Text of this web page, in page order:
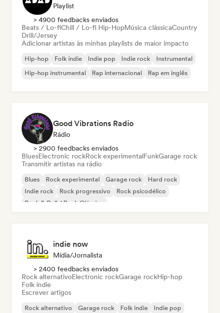
Playlist
> 4900 feedbacks enviados
Beats / Lo-fiChill / Lo-fi Hip-HopMúsica clássicaCountry
Drill/Jersey
Adicionar artistas às minhas playlists de maior impacto
Hip-hop Folk indie Indie pop Indie rock
Instrumental
Hip-hop instrumental
Rap internacional Rap em inglês
Good Vibrations Radio
Rádio
> 2900 feedbacks enviados
BluesElectronic rockRock experimentalFunkGarage rock
Transmitir artistas na rádio
Blues Rock experimental Garage rock
Hard rock
Indie rock
Rock progressivo
Rock psicodélico
Rock & Roll / Rock Clássico
indie now
Mídia/Jornalista
> 2400 feedbacks enviados
Rock alternativoElectronic rockGarage rockHip-hop
Folk indie
Escrever artigos
Rock alternativo Garage rock Folk indie
Indie pop